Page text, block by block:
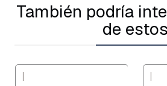
También podría
de estos